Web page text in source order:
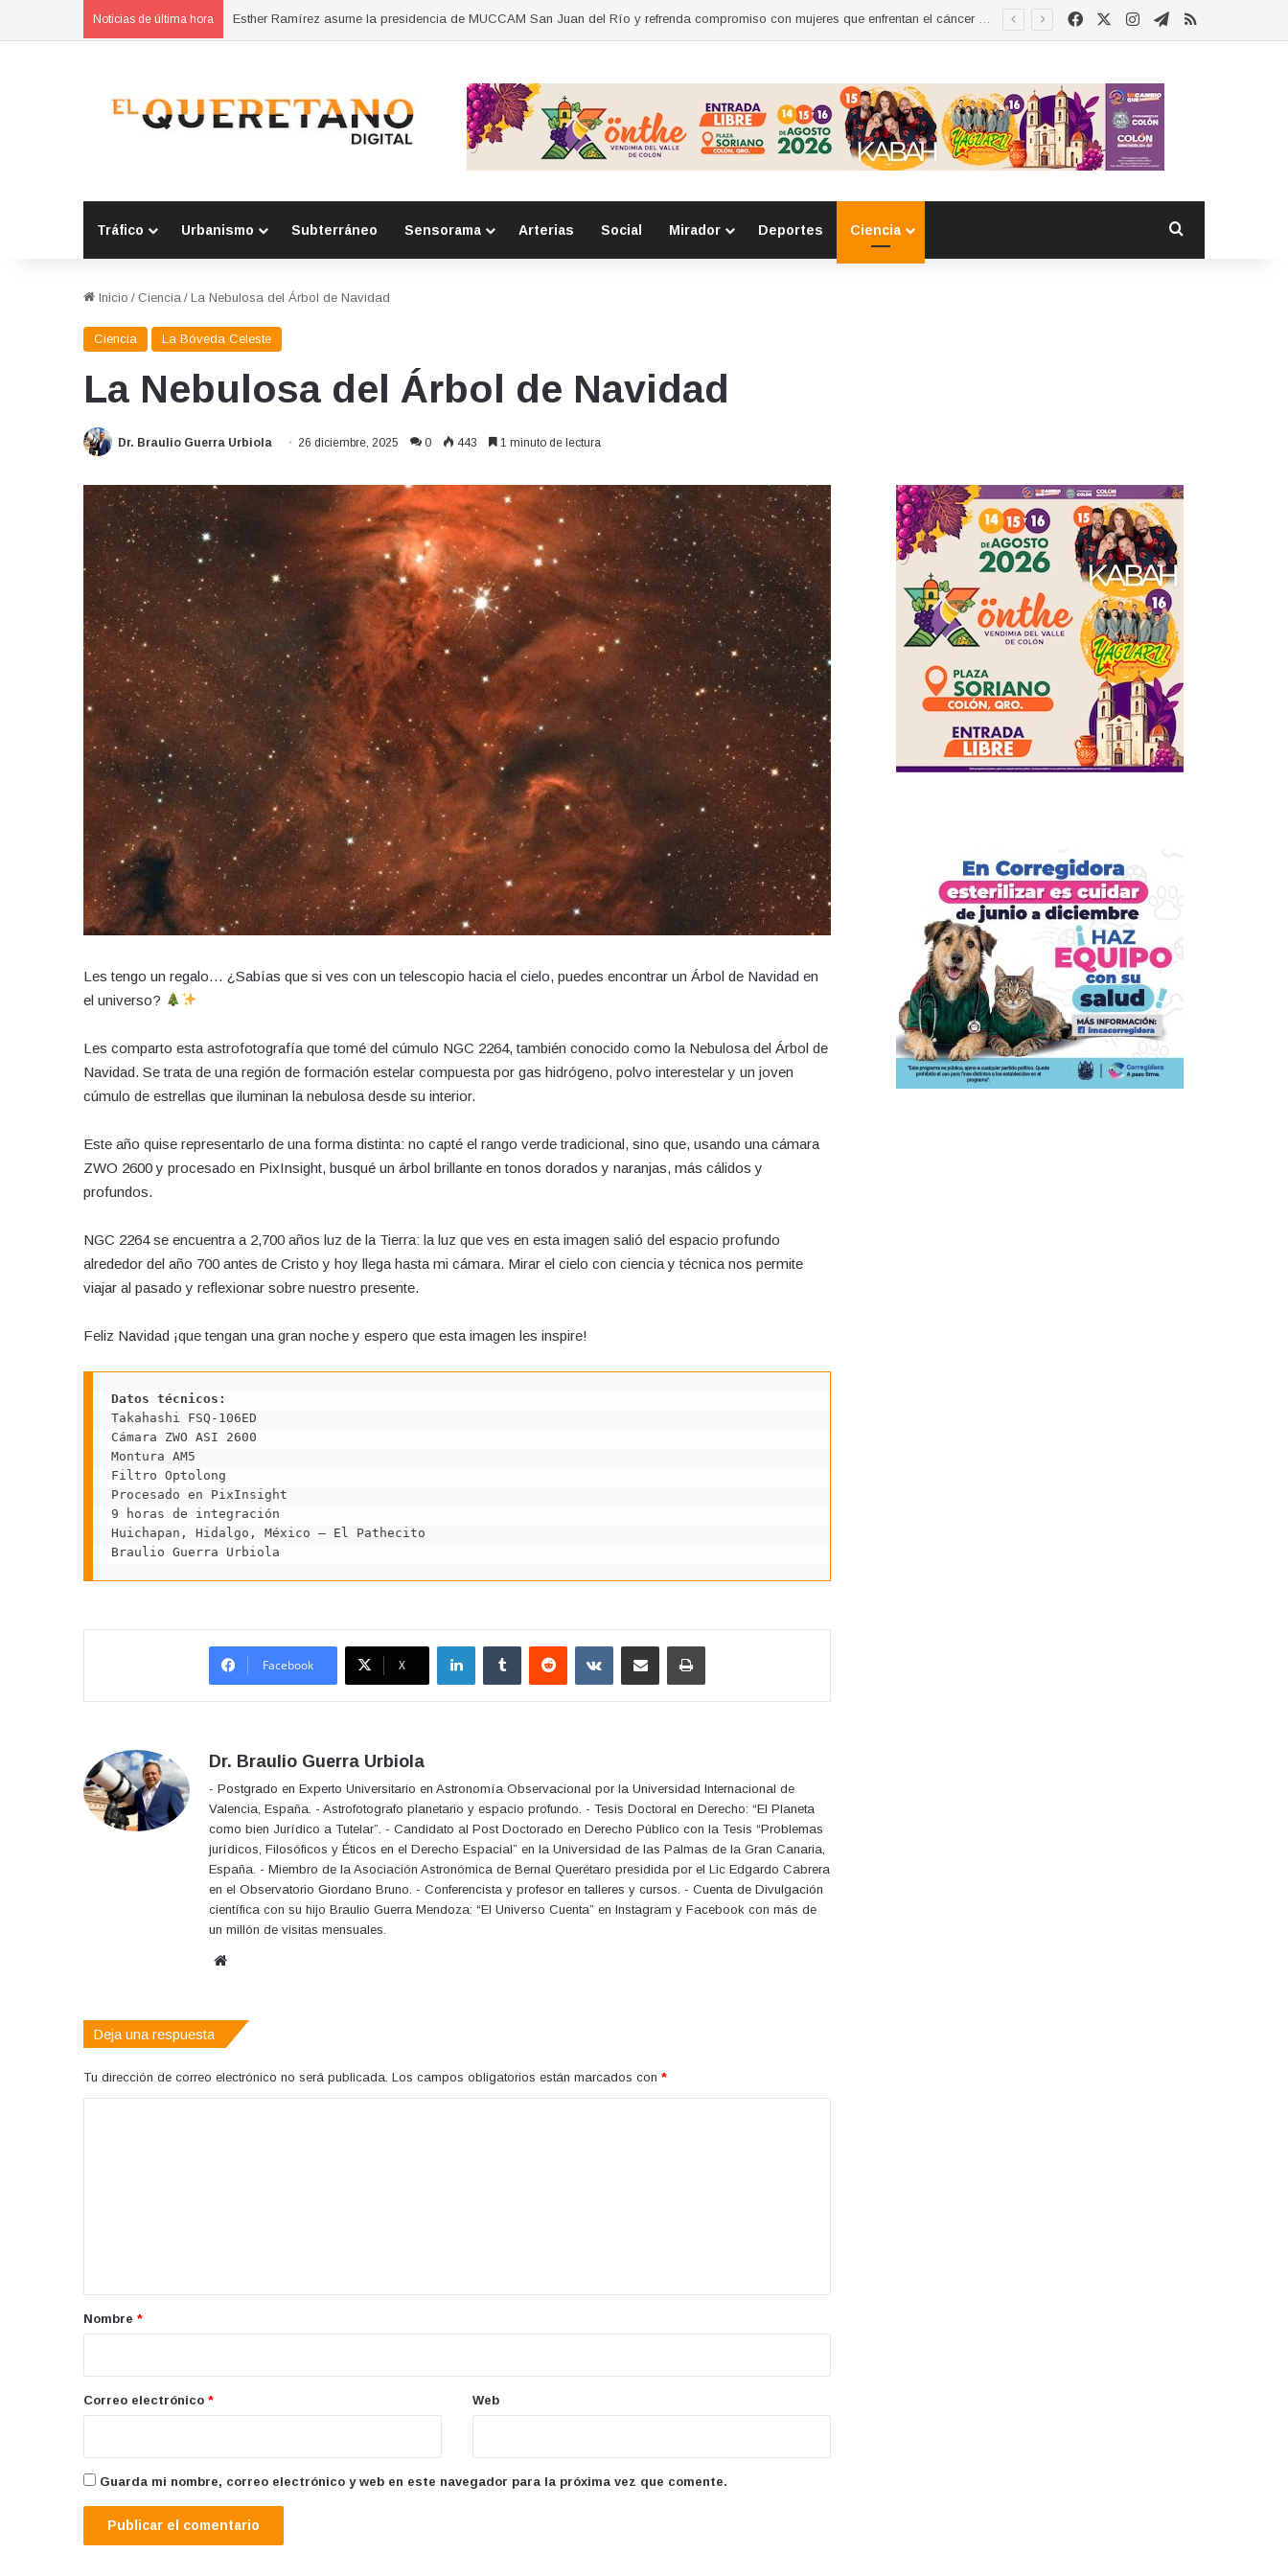
Noticias de última hora Esther Ramírez asume la presidencia de MUCCAM San Juan del Río y refrenda compromiso con mujeres que enfrentan el cáncer de mama FacebookInstagram
Telegram
RSS
Tráfico Urbanismo Subterráneo Sensorama Arterias Social Mirador Deportes Ciencia
Inicio / Ciencia / La Nebulosa del Árbol de Navidad
Ciencia La Bóveda Celeste
La Nebulosa del Árbol de Navidad
Dr. Braulio Guerra Urbiola 26 diciembre, 2025 0 443 1 minuto de lectura
Les tengo un regalo… ¿Sabías que si ves con un telescopio hacia el cielo, puedes encontrar un Árbol de Navidad en
el universo?
Les comparto esta astrofotografía que tomé del cúmulo NGC 2264, también conocido como la Nebulosa del Árbol de
Navidad. Se trata de una región de formación estelar compuesta por gas hidrógeno, polvo interestelar y un joven
cúmulo de estrellas que iluminan la nebulosa desde su interior.
Este año quise representarlo de una forma distinta: no capté el rango verde tradicional, sino que, usando una cámara
ZWO 2600 y procesado en PixInsight, busqué un árbol brillante en tonos dorados y naranjas, más cálidos y
profundos.
NGC 2264 se encuentra a 2,700 años luz de la Tierra: la luz que ves en esta imagen salió del espacio profundo
alrededor del año 700 antes de Cristo y hoy llega hasta mi cámara. Mirar el cielo con ciencia y técnica nos permite
viajar al pasado y reflexionar sobre nuestro presente.
Feliz Navidad ¡que tengan una gran noche y espero que esta imagen les inspire!
Datos técnicos:
Takahashi FSQ-106ED
Cámara ZWO ASI 2600
Montura AM5
Filtro Optolong
Procesado en PixInsight
9 horas de integración
Huichapan, Hidalgo, México – El Pathecito
Braulio Guerra Urbiola
Facebook X
LinkedInTumblr Reddit VKontakteCompartir por correo electrónicoImprimir
Dr. Braulio Guerra Urbiola
- Postgrado en Experto Universitario en Astronomía Observacional por la Universidad Internacional de
Valencia, España. - Astrofotografo planetario y espacio profundo. - Tesis Doctoral en Derecho: “El Planeta
como bien Jurídico a Tutelar”. - Candidato al Post Doctorado en Derecho Público con la Tesis “Problemas
jurídicos, Filosóficos y Éticos en el Derecho Espacial” en la Universidad de las Palmas de la Gran Canaria,
España. - Miembro de la Asociación Astronómica de Bernal Querétaro presidida por el Lic Edgardo Cabrera
en el Observatorio Giordano Bruno. - Conferencista y profesor en talleres y cursos. - Cuenta de Divulgación
científica con su hijo Braulio Guerra Mendoza: “El Universo Cuenta” en Instagram y Facebook con más de
un millón de visitas mensuales.
Deja una respuesta
Tu dirección de correo electrónico no será publicada. Los campos obligatorios están marcados con *
r
*
Nombre *
Correo electrónico * Web
Guarda mi nombre, correo electrónico y web en este navegador para la próxima vez que comente.